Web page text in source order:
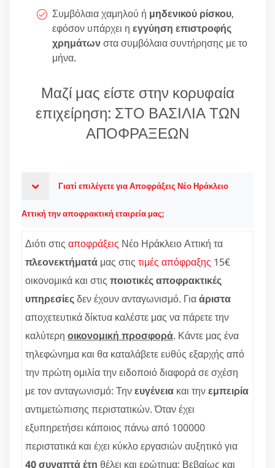
Συμβόλαια χαμηλού ή μηδενικού ρίσκου,
εφόσον υπάρχει η εγγύηση επιστροφής
χρημάτωνστα συμβόλαια συντήρησης με το
μήνα.
Μαζί μας είστε στην κορυφαία
επιχείρηση: ΣΤΟ ΒΑΣΙΛΙΑ ΤΩΝ
ΑΠΟΦΡΑΞΕΩΝ
Γιατί επιλέγετε για Αποφράξεις Νέο Ηράκλειο
Αττική την αποφρακτική εταιρεία μας;
Διότι στις αποφράξεις Νέο Ηράκλειο Αττική τα
πλεονεκτήματά μας στις τιμές απόφραξης 15€
οικονομικά και στις ποιοτικές αποφρακτικές
υπηρεσίεςδεν έχουν ανταγωνισμό. Γιαάριστα
αποχετευτικά δίκτυα καλέστε μας να πάρετε την
καλύτερη οικονομική προσφορά. Κάντε μας ένα
τηλεφώνημα και θα καταλάβετε ευθύς εξαρχής από
την πρώτη ομιλία την ειδοποιό διαφορά σε σχέση
με τον ανταγωνισμό: Τηνευγένεια και τηνεμπειρία
αντιμετώπισης περιστατικών. Όταν έχει
εξυπηρετήσει κάποιος πάνω από 100000
περιστατικά και έχει κύκλο εργασιών αυξητικό για
40 συναπτά έτη θέλει και ερώτημα; Βεβαίως και